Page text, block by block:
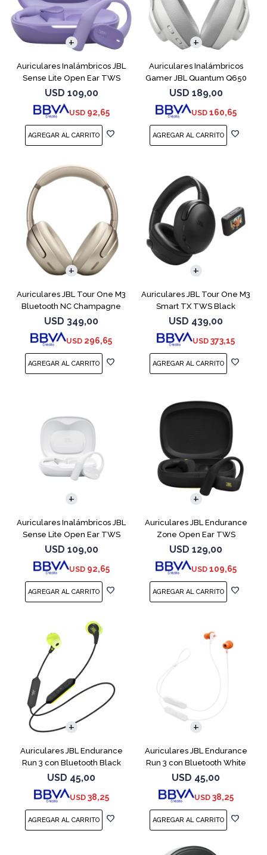
Auriculares Inalámbricos JBL
Sense Lite Open Ear TWS
Purple
USD 109,00
USD 92,65
Auriculares Inalámbricos
Gamer JBL Quantum Q650
Blanco
USD 189,00
USD 160,65
Auriculares JBL Tour One M3
Bluetooth NC Champagne
USD 349,00
USD 296,65
Auriculares JBL Tour One M3
Smart TX TWS Black
USD 439,00
USD 373,15
Auriculares Inalámbricos JBL
Sense Lite Open Ear TWS
Blanco
USD 109,00
USD 92,65
Auriculares JBL Endurance
Zone Open Ear TWS
Bluetooth Black
USD 129,00
USD 109,65
Auriculares JBL Endurance
Run 3 con Bluetooth Black
USD 45,00
USD 38,25
Auriculares JBL Endurance
Run 3 con Bluetooth White
USD 45,00
USD 38,25